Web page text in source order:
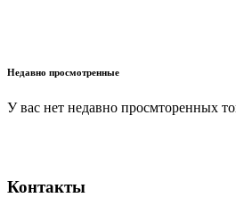
Недавно просмотренные
У вас нет недавно просмторенных
Контакты